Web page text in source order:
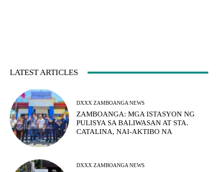
LATEST ARTICLES
DXXX ZAMBOANGA NEWS
ZAMBOANGA: MGA ISTASYON NG
PULISYA SA BALIWASAN AT STA.
CATALINA, NAI-AKTIBO NA
DXXX ZAMBOANGA NEWS